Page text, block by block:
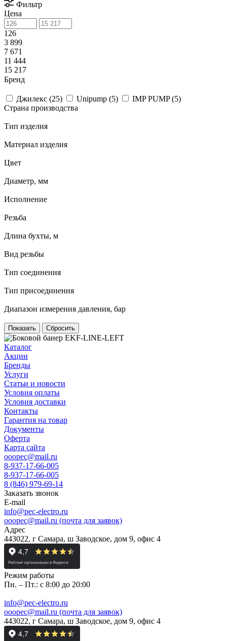
Фильтр
Цена
126
3 899
7 671
11 444
15 217
Бренд
Джилекс (25) Unipump (5) IMP PUMP (5)
Страна производства
Тип изделия
Материал изделия
Цвет
Диаметр, мм
Исполнение
Резьба
Длина бухты, м
Вид резьбы
Тип соединения
Тип присоединения
Диапазон измерения давления, бар
Сбросить
Каталог
Акции
Бренды
Услуги
Статьи и новости
Условия оплаты
Условия доставки
Контакты
Гарантия на товар
Документы
Оферта
Карта сайта
ooopec@mail.ru
8-937-17-66-005
8-937-17-66-005
8 (846) 979-69-14
Заказать звонок
E-mail
info@pec-electro.ru
ooopec@mail.ru (почта для заявок)
Адрес
443022, г Самара, ш Заводское, дом 9, офис 4
Режим работы
Пн. – Пт.: с 8:00 до 20:00
info@pec-electro.ru
ooopec@mail.ru (почта для заявок)
443022, г Самара, ш Заводское, дом 9, офис 4